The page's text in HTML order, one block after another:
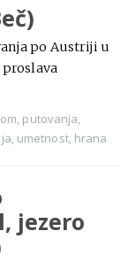
po Austriji u
proslava
, putovanja,
, umetnost, hrana
jezero